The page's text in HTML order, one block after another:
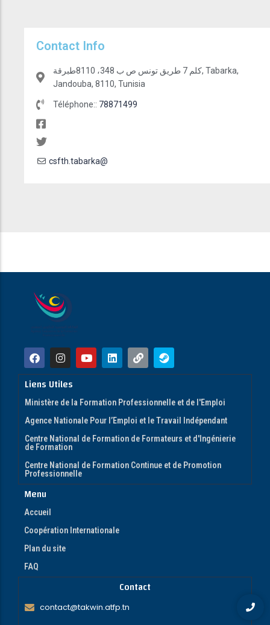
Contact Info
كلم 7 طريق تونس ص ب 348، 8110طبرقة, Tabarka,
Jandouba, 8110, Tunisia
Téléphone:: 78871499
csfth.tabarka@
Liens Utiles
Ministère de la Formation Professionnelle et de l'Emploi
Agence Nationale Pour l’Emploi et le Travail Indépendant
Centre National de Formation de Formateurs et d'Ingénierie
de Formation
Centre National de Formation Continue et de Promotion
Professionnelle
Menu
Accueil
Coopération Internationale
Plan du site
FAQ
Contact
contact@takwin.atfp.tn